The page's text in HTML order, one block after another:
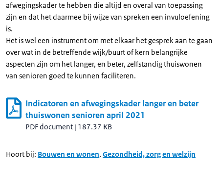
afwegingskader te hebben die altijd en overal van toepassing
zijn en dat het daarmee bij wijze van spreken een invuloefening
is.
Het is wel een instrument om met elkaar het gesprek aan te gaan
over wat in de betreffende wijk/buurt of kern belangrijke
aspecten zijn om het langer, en beter, zelfstandig thuiswonen
van senioren goed te kunnen faciliteren.
Indicatoren en afwegingskader langer en beter
thuiswonen senioren april 2021
PDF document | 187.37 KB
Hoort bij: Bouwen en wonen, Gezondheid, zorg en welzijn